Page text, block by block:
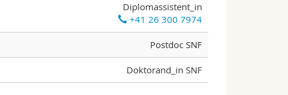
Diplomassistent_in
+41 26 300 7974
Postdoc SNF
Doktorand_in SNF